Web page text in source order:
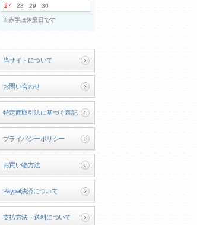
27
28 29 30
※赤字は休業日です
当サイトについて
お問い合わせ
特定商取引法に基づく表記
プライバシーポリシー
お買い物方法
Paypal決済について
支払方法・送料について